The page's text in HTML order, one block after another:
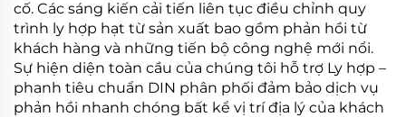
cố. Các sáng kiến cải tiến liên tục điều chỉnh quy
trình ly hợp hạt từ sản xuất bao gồm phản hồi từ
khách hàng và những tiến bộ công nghệ mới nổi.
Sự hiện diện toàn cầu của chúng tôi hỗ trợ Ly hợp –
phanh tiêu chuẩn DIN phân phối đảm bảo dịch vụ
phản hồi nhanh chóng bất kể vị trí địa lý của khách